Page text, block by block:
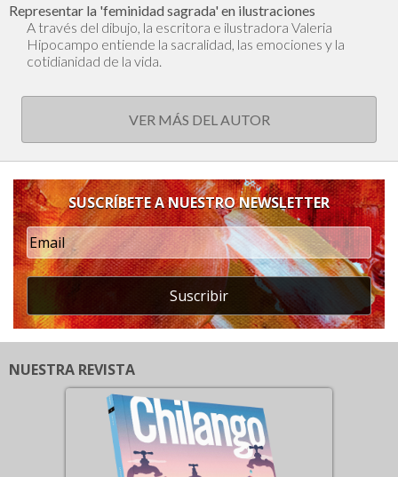
Representar la 'feminidad sagrada' en ilustraciones
A través del dibujo, la escritora e ilustradora Valeria
Hipocampo entiende la sacralidad, las emociones y la
cotidianidad de la vida.
VER MÁS DEL AUTOR
SUSCRÍBETE A NUESTRO NEWSLETTER
Suscribir
NUESTRA REVISTA